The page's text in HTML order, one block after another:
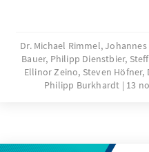
Dr. Michael Rimmel,
Bauer, Philipp Dienstbier,
Ellinor Zeino, Steven Höfner,
Philipp Burkhardt
13